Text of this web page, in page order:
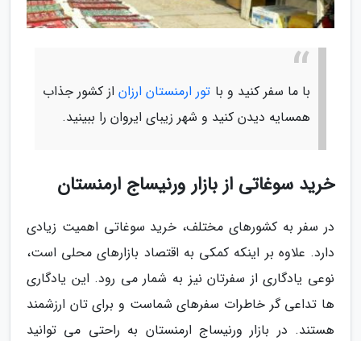
با ما سفر کنید و با تور ارمنستان ارزاناز کشور جذاب
همسایه دیدن کنید و شهر زیبای ایروان را ببینید.
خرید سوغاتی از بازار ورنیساج ارمنستان
در سفر به کشورهای مختلف، خرید سوغاتی اهمیت زیادی
دارد. علاوه بر اینکه کمکی به اقتصاد بازارهای محلی است،
نوعی یادگاری از سفرتان نیز به شمار می رود. این یادگاری
ها تداعی گر خاطرات سفرهای شماست و برای تان ارزشمند
هستند. در بازار ورنیساج ارمنستان به راحتی می توانید